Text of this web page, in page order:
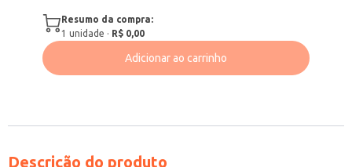
Resumo da compra:
1 unidade · R$ 0,00
Adicionar ao carrinho
Descrição do produto